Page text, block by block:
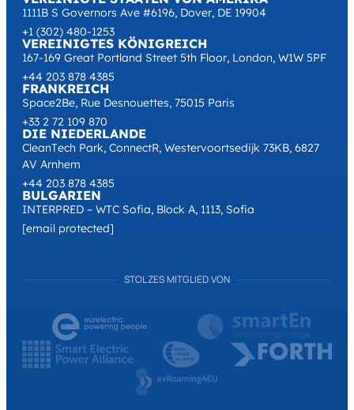
1111B S Governors Ave #6196, Dover, DE 19904
+1 (302) 480-1253
VEREINIGTES KÖNIGREICH
167-169 Great Portland Street 5th Floor, London, W1W 5PF
+44 203 878 4385
FRANKREICH
Space2Be, Rue Desnouettes, 75015 Paris
+33 2 72 109 870
DIE NIEDERLANDE
CleanTech Park, ConnectR, Westervoortsedijk 73KB, 6827
AV Arnhem
+44 203 878 4385
BULGARIEN
INTERPRED – WTC Sofia, Block A, 1113, Sofia
[email protected]
STOLZES MITGLIED VON